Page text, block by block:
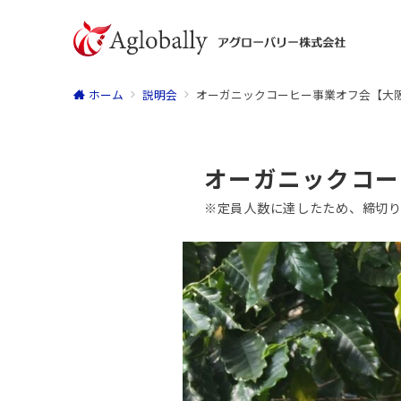
ホーム 説明会 オーガニックコーヒー事業オフ会【大
オーガニックコ
※定員人数に達したため、締切